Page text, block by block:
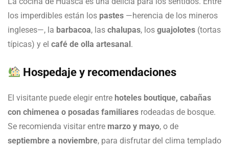
los imperdibles están los pastes —herencia de los mineros
ingleses—, la barbacoa, las chalupas, los guajolotes (tortas
típicas) y el café de olla artesanal.
Hospedaje y recomendaciones
El visitante puede elegir entre hoteles boutique, cabañas
con chimenea o posadas familiares rodeadas de bosque.
Se recomienda visitar entre marzo y mayo, o de
septiembre a noviembre, para disfrutar del clima templado